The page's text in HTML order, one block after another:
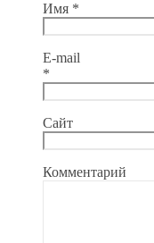
Имя *
E-mail
*
Сайт
Комментарий